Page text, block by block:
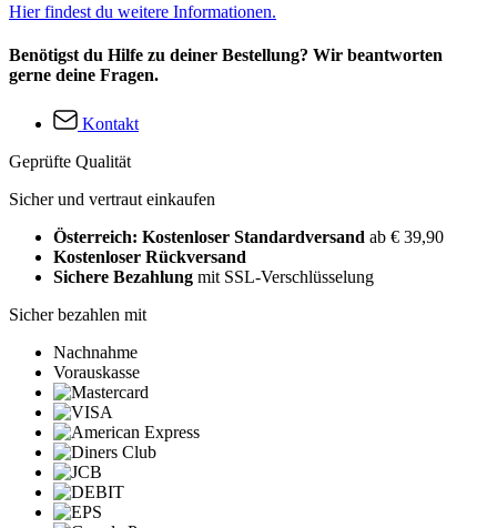
Hier findest du weitere Informationen.
Benötigst du Hilfe zu deiner Bestellung? Wir beantworten
gerne deine Fragen.
Kontakt
Geprüfte Qualität
Sicher und vertraut einkaufen
Österreich: Kostenloser Standardversand ab € 39,90
Kostenloser Rückversand
Sichere Bezahlung mit SSL-Verschlüsselung
Sicher bezahlen mit
Nachnahme
Vorauskasse